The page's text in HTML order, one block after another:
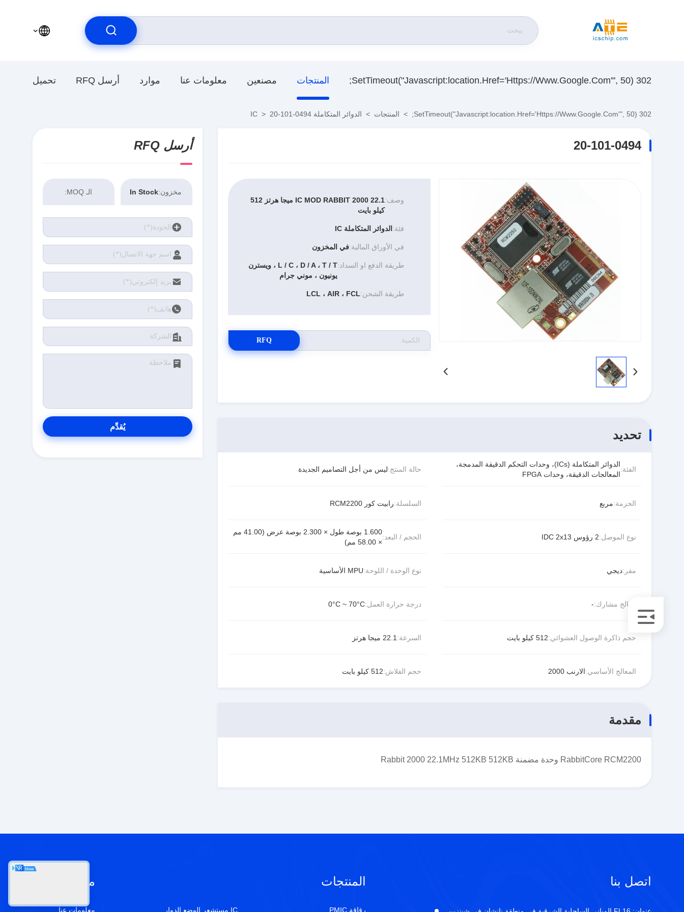
302 SetTimeout("javascript:location.href='https://www.google.com'", 50); المنتجات مصنعين معلومات عنا موارد أرسل RFQ تحميل
302 SetTimeout("javascript:location.href='https://www.google.com'", 50);
> المنتجات > الدوائر المتكاملة IC > 20-101-0494
20-101-0494
وصف:
IC MOD RABBIT 2000 22.1 ميجا هرتز 512
كيلو بايت
فئة: الدوائر المتكاملة IC
في الأوراق المالية:في المخزون
طريقة الدفع او السداد:
L / C ، D / A ، T / T ، ويسترن
يونيون ، موني جرام
طريقة الشحن:LCL ، AIR ، FCL
RFQ
تحديد
الفئة:
الدوائر المتكاملة (ICs)، وحدات التحكم الدقيقة المدمجة،
المعالجات الدقيقة، وحدات FPGA
حالة المنتج:ليس من أجل التصاميم الجديدة
الحزمة:مربع السلسلة:رابيت كور RCM2200
نوع الموصل:2 رؤوس IDC 2x13 الحجم / البعد:
1.600 بوصة طول × 2.300 بوصة عرض (41.00 مم
× 58.00 مم)
مفر:ديجي نوع الوحدة / اللوحة:MPU الأساسية
معالج مشارك:- درجة حرارة العمل:0°C ~ 70°C
حجم ذاكرة الوصول العشوائي:512 كيلو بايت السرعة: 22.1 ميجا هرتز
المعالج الأساسي:الارنب 2000 حجم الفلاش:512 كيلو بايت
مقدمة
RabbitCore RCM2200 وحدة مضمنة Rabbit 2000 22.1MHz 512KB 512KB
أرسل RFQ
مخزون:In Stock الـ MOQ:
يُقدِّم
اتصل بنا المنتجات
رقاقة PMIC IC مستشعر الوضع الدوار
معلومات عنا
معلومات عنا